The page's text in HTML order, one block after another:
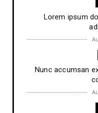
Lorem ipsum
Nunc accumsan